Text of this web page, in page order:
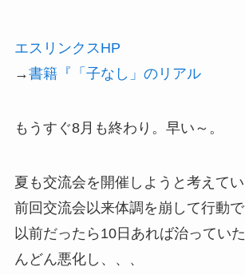
エスリンクスHP
→書籍『「子なし」のリアル
もうすぐ8月も終わり。早い～。
夏も交流会を開催しようと考えて
前回交流会以来体調を崩して行動で
以前だったら10日あれば治ってい
んどん悪化し、、、